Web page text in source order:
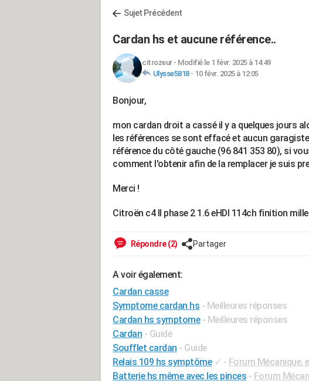
Sujet Précédent
Cardan hs et aucune référence..
citrozeur- Modifié le 1 févr. 2025 à 14:49
Ulysse5818- 10 févr. 2025 à 12:05
Bonjour,
mon cardan droit a cassé il y a quelques jours
les références se sont effacé et aucun
référence du côté gauche (96 841 353 80), si
comment l'obtenir afin de la remplacer je suis
Merci !
Citroën c4 II phase 2 1.6 eHDI 114ch finition
Répondre (2) Partager
A voir également:
Cardan casse
Symptome cardan hs - Meilleures réponses
Cardan hs symptome - Meilleures réponses
Cardan - Guide
Soufflet cardan - Guide
Relais 109 hs symptôme ✓ - Forum Mécanique,
Batterie hs même avec les pinces - Forum